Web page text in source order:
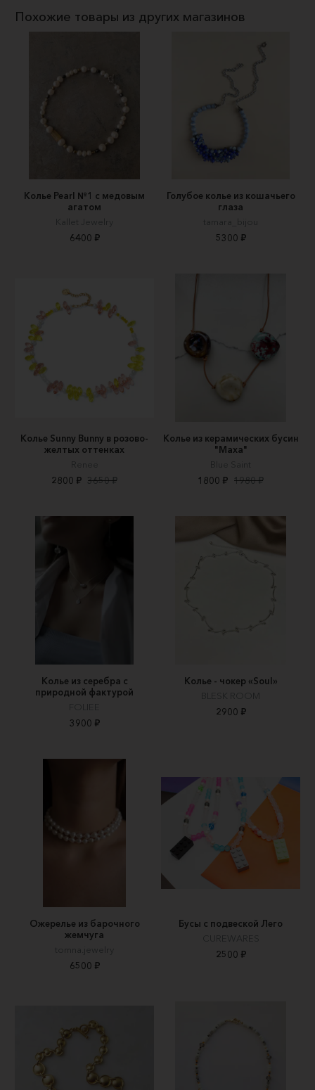
Похожие товары из других магазинов
Колье Pearl №1 с медовым
агатом
Kallet Jewelry
6400 ₽
Голубое колье из кошачьего
глаза
tamara_bijou
5300 ₽
Колье Sunny Bunny в розово-
желтых оттенках
Renee
2800 ₽ 3650 ₽
Колье из керамических бусин
"Маха"
Blue Saint
1800 ₽ 1980 ₽
Колье из серебра с
природной фактурой
FOLIEE
3900 ₽
Колье - чокер «Soul»
BLESK ROOM
2900 ₽
Ожерелье из барочного
жемчуга
tomna.jewelry
6500 ₽
Бусы с подвеской Лего
CUREWARES
2500 ₽